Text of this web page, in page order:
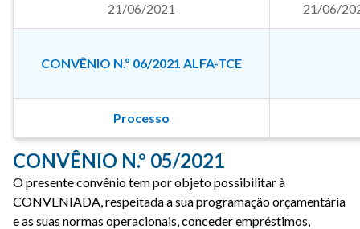
21/06/2021 21/06/
CONVÊNIO N.º 06/2021 ALFA-TCE
Processo
CONVÊNIO N.º 05/2021
O presente convênio tem por objeto possibilitar à
CONVENIADA, respeitada a sua programação orçamentária
e as suas normas operacionais, conceder empréstimos,